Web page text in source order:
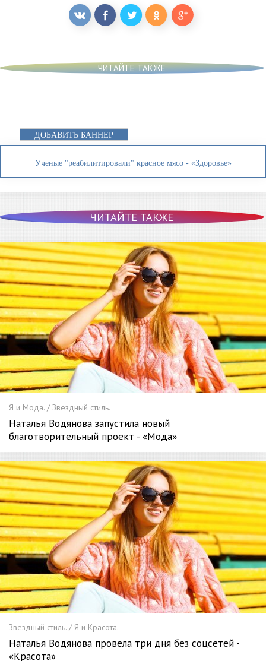
ЧИТАЙТЕ ТАКЖЕ
ДОБАВИТЬ БАННЕР
Ученые "реабилитировали" красное мясо - «Здоровье»
ЧИТАЙТЕ ТАКЖЕ
Я и Мода. / Звездный стиль.
Наталья Водянова запустила новый
благотворительный проект - «Мода»
Звездный стиль. / Я и Красота.
Наталья Водянова провела три дня без соцсетей -
«Красота»